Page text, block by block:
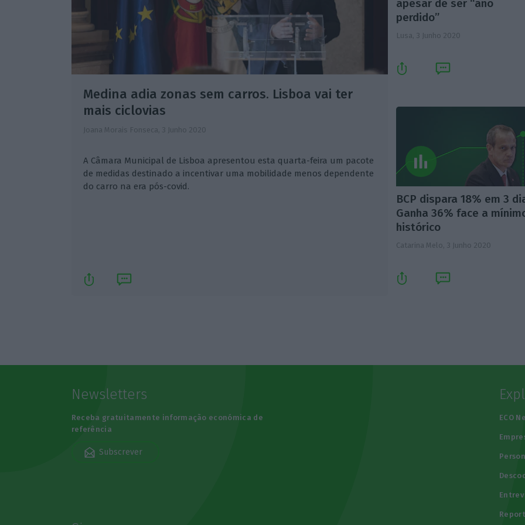
Medina adia zonas sem carros. Lisboa vai ter
mais ciclovias
Joana Morais Fonseca, 3 Junho 2020
A Câmara Municipal de Lisboa apresentou esta quarta-feira um pacote
de medidas destinado a incentivar uma mobilidade menos dependente
do carro na era pós-covid.
apesar de ser “ano
perdido”
Lusa, 3 Junho 2020
BCP dispara 18% em 3
Ganha 36% face a
histórico
Catarina Melo, 3 Junho 2020
Newsletters
Receba gratuitamente informação económica de
referência
Subscrever
ECO